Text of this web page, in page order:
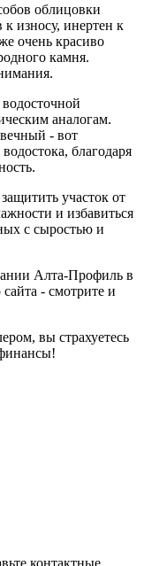
облицовки
износу, инертен к
очень красиво
камня.
аналогам.
- вот
благодаря
участок от
и избавиться
с сыростью и
Алта-Профиль в
- смотрите и
вы страхуетесь